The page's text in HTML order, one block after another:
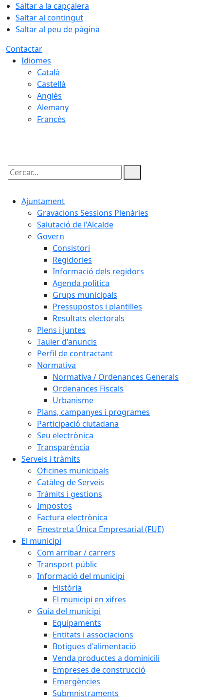
Saltar a la capçalera
Saltar al contingut
Saltar al peu de pàgina
Contactar
Idiomes
Català
Castellà
Anglès
Alemany
Francès
Cercar:
Ajuntament
Gravacions Sessions Plenàries
Salutació de l'Alcalde
Govern
Consistori
Regidories
Informació dels regidors
Agenda política
Grups municipals
Pressupostos i plantilles
Resultats electorals
Plens i juntes
Tauler d'anuncis
Perfil de contractant
Normativa
Normativa / Ordenances Generals
Ordenances Fiscals
Urbanisme
Plans, campanyes i programes
Participació ciutadana
Seu electrònica
Transparència
Serveis i tràmits
Oficines municipals
Catàleg de Serveis
Tràmits i gestions
Impostos
Factura electrònica
Finestreta Única Empresarial (FUE)
El municipi
Com arribar / carrers
Transport públic
Informació del municipi
Història
El municipi en xifres
Guia del municipi
Equipaments
Entitats i associacions
Botigues d'alimentació
Venda productes a dominicili
Empreses de construcció
Emergències
Submnistraments